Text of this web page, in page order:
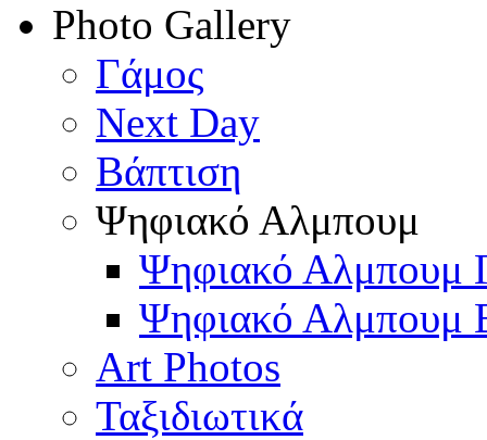
Photo Gallery
Γάμος
Next Day
Βάπτιση
Ψηφιακό Αλμπουμ
Ψηφιακό Αλμπουμ
Ψηφιακό Αλμπουμ
Art Photos
Ταξιδιωτικά